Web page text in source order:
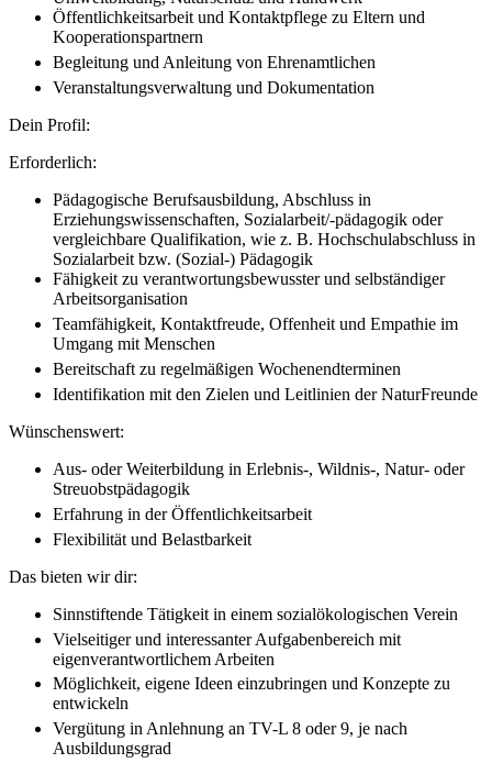
Öffentlichkeitsarbeit und Kontaktpflege zu Eltern und
Kooperationspartnern
Begleitung und Anleitung von Ehrenamtlichen
Veranstaltungsverwaltung und Dokumentation
Dein Profil:
Erforderlich:
Pädagogische Berufsausbildung, Abschluss in
Erziehungswissenschaften, Sozialarbeit/-pädagogik oder
vergleichbare Qualifikation, wie z. B. Hochschulabschluss in
Sozialarbeit bzw. (Sozial-) Pädagogik
Fähigkeit zu verantwortungsbewusster und selbständiger
Arbeitsorganisation
Teamfähigkeit, Kontaktfreude, Offenheit und Empathie im
Umgang mit Menschen
Bereitschaft zu regelmäßigen Wochenendterminen
Identifikation mit den Zielen und Leitlinien der NaturFreunde
Wünschenswert:
Aus- oder Weiterbildung in Erlebnis-, Wildnis-, Natur- oder
Streuobstpädagogik
Erfahrung in der Öffentlichkeitsarbeit
Flexibilität und Belastbarkeit
Das bieten wir dir:
Sinnstiftende Tätigkeit in einem sozialökologischen Verein
Vielseitiger und interessanter Aufgabenbereich mit
eigenverantwortlichem Arbeiten
Möglichkeit, eigene Ideen einzubringen und Konzepte zu
entwickeln
Vergütung in Anlehnung an TV-L 8 oder 9, je nach
Ausbildungsgrad